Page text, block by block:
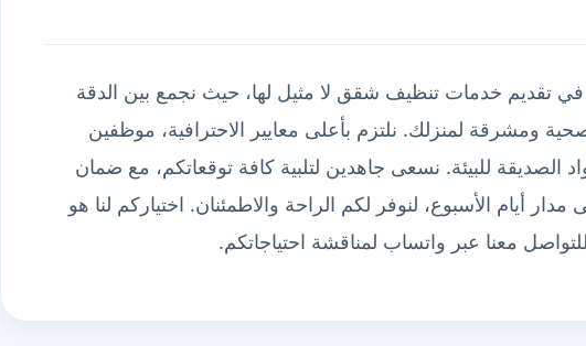
في تقديم خدمات تنظيف شقق لا مثيل لها، حيث نجمع بين الدقة
صحية ومشرقة لمنزلك. نلتزم بأعلى معايير الاحترافية، موظفين
الصديقة للبيئة. نسعى جاهدين لتلبية كافة توقعاتكم، مع ضمان
أيام الأسبوع، لنوفر لكم الراحة والاطمئنان. اختياركم لنا هو
معنا عبر واتساب لمناقشة احتياجاتكم.